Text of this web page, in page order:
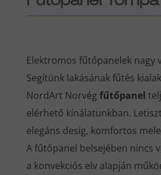
Elektromos fűtőpanelek nagy
Segítünk lakásának fűtés
NordArt Norvég fűtőpanel
elérhető kínálatunkban.
elegáns desig, komfortos
A fűtőpanel belsejében nincs
a konvekciós elv alapján